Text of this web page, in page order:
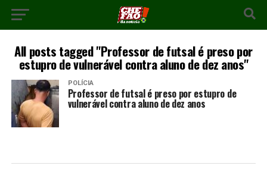
All posts tagged "Professor de futsal é preso por
estupro de vulnerável contra aluno de dez anos"
POLÍCIA
Professor de futsal é preso por estupro de
vulnerável contra aluno de dez anos